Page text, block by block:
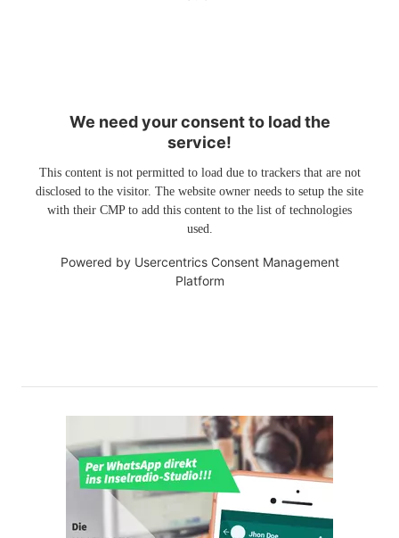
We need your consent to load the
service!
This content is not permitted to load due to trackers that are not
disclosed to the visitor. The website owner needs to setup the site
with their CMP to add this content to the list of technologies
used.
Powered by Usercentrics Consent Management
Platform